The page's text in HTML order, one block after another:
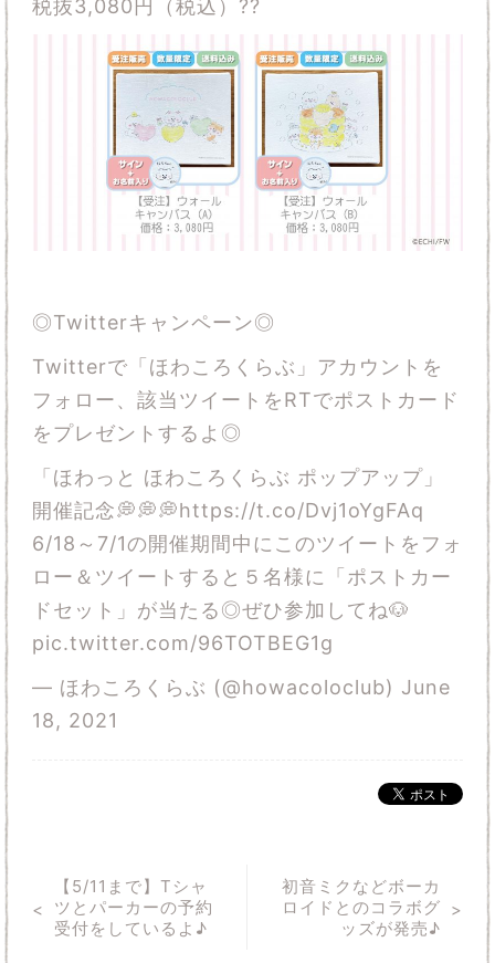
税抜3,080円（税込）??
◎Twitterキャンペーン◎
Twitterで「ほわころくらぶ」アカウントを
フォロー、該当ツイートをRTでポストカード
をプレゼントするよ◎
「ほわっと ほわころくらぶ ポップアップ」
開催記念💭💭💭https://t.co/Dvj1oYgFAq
6/18～7/1の開催期間中にこのツイートをフォ
ロー＆ツイートすると５名様に「ポストカー
ドセット」が当たる◎ぜひ参加してね🐶
pic.twitter.com/96TOTBEG1g
— ほわころくらぶ (@howacoloclub) June
18, 2021
【5/11まで】Tシャ
ツとパーカーの予約
受付をしているよ♪
初音ミクなどボーカ
ロイドとのコラボグ
ッズが発売♪